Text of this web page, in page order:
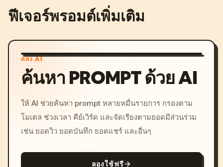
ฟีเจอร์พรอมต์เพิ่มเติม
คลัง AI
ค้นหา PROMPT ด้วย AI
ให้ AI ช่วยค้นหา prompt หลายหมื่นรายการ กรองตาม
โมเดล ช่วงเวลา คีย์เวิร์ด และจัดเรียงตามยอดมีส่วนร่วม
เช่น ยอดวิว ยอดบันทึก ยอดแชร์ และอื่นๆ
ลองใช้ฟรี